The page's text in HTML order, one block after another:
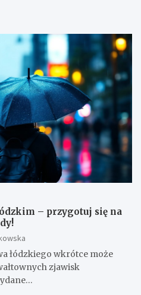
– przygotuj się na
łódzkiego wkrótce może
zjawisk